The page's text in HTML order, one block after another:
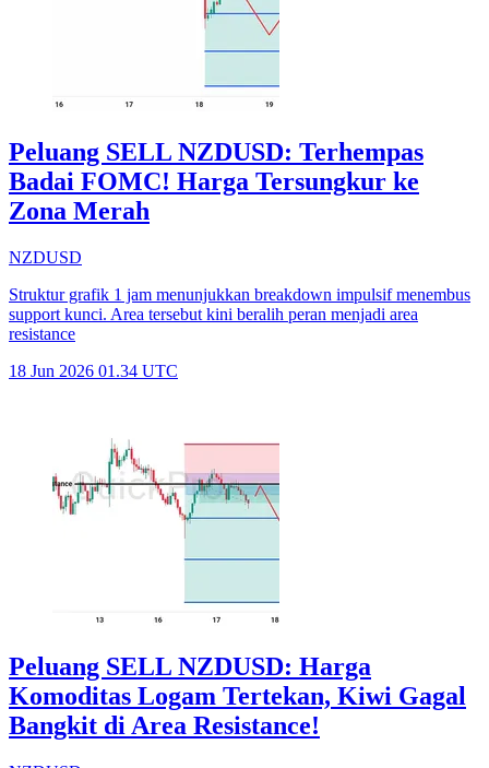
Peluang SELL NZDUSD: Terhempas
Badai FOMC! Harga Tersungkur ke
Zona Merah
NZDUSD
Struktur grafik 1 jam menunjukkan breakdown impulsif menembus
support kunci. Area tersebut kini beralih peran menjadi area
resistance
18 Jun 2026 01.34 UTC
Peluang SELL NZDUSD: Harga
Komoditas Logam Tertekan, Kiwi Gagal
Bangkit di Area Resistance!